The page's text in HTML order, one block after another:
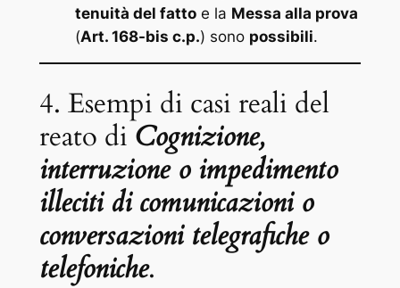
tenuità del fattoe la Messa alla prova
(Art. 168-bis c.p.) sono possibili.
4. Esempi di casi reali del
reato di Cognizione,
interruzione o impedimento
illeciti di comunicazioni o
conversazioni telegrafiche o
telefoniche.